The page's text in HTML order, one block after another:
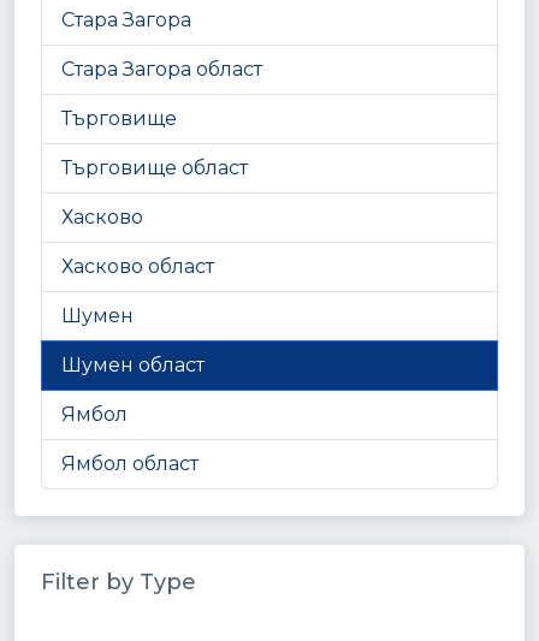
Стара Загора
Стара Загора област
Търговище
Търговище област
Хасково
Хасково област
Шумен
Шумен област
Ямбол
Ямбол област
Filter by Type